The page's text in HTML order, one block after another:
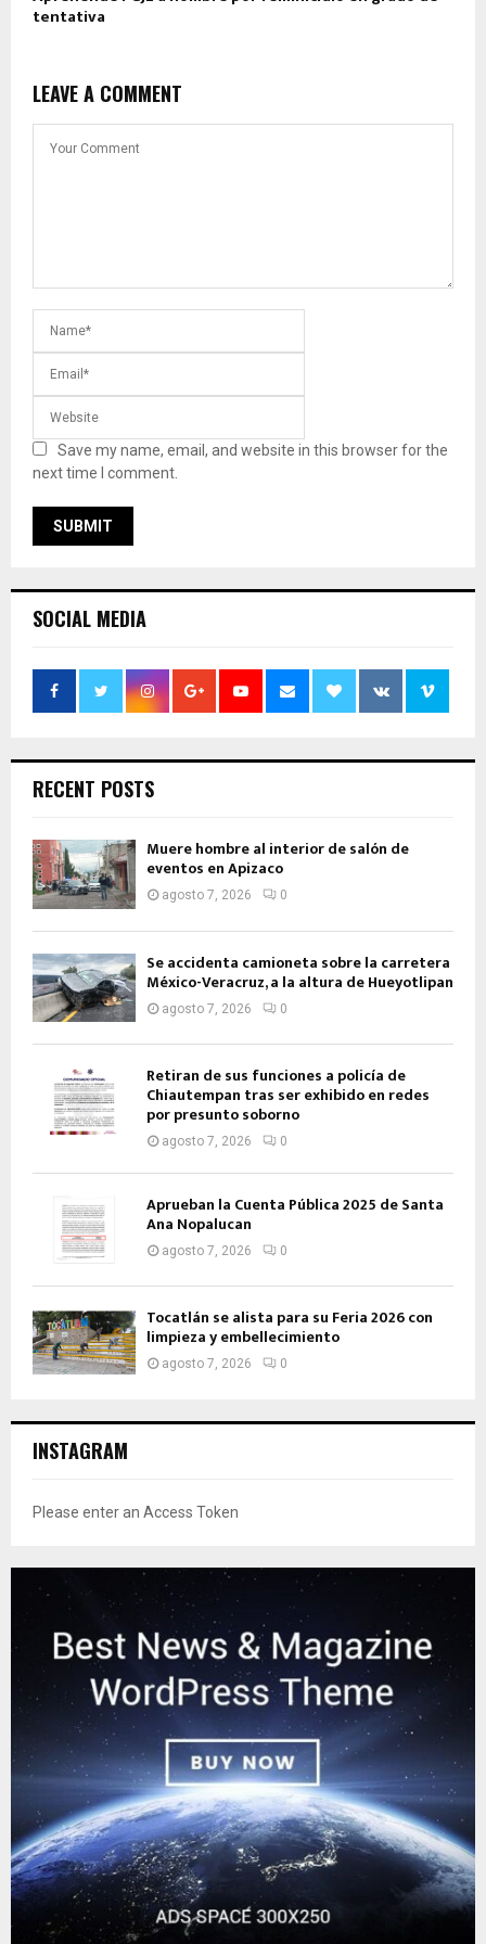
tentativa
LEAVE A COMMENT
Save my name, email, and website in this browser for the
next time I comment.
SOCIAL MEDIA
RECENT POSTS
Muere hombre al interior de salón de
eventos en Apizaco
agosto 7, 2026 0
Se accidenta camioneta sobre la carretera
México-Veracruz, a la altura de Hueyotlipan
agosto 7, 2026 0
Retiran de sus funciones a policía de
Chiautempan tras ser exhibido en redes
por presunto soborno
agosto 7, 2026 0
Aprueban la Cuenta Pública 2025 de Santa
Ana Nopalucan
agosto 7, 2026 0
Tocatlán se alista para su Feria 2026 con
limpieza y embellecimiento
agosto 7, 2026 0
INSTAGRAM
Please enter an Access Token